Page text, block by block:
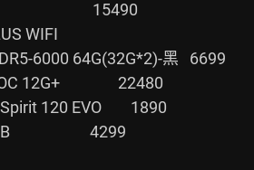
15490
WIFI
6000 64G(32G*2)-黑   6699
12G+                22480
120 EVO        1890
4299